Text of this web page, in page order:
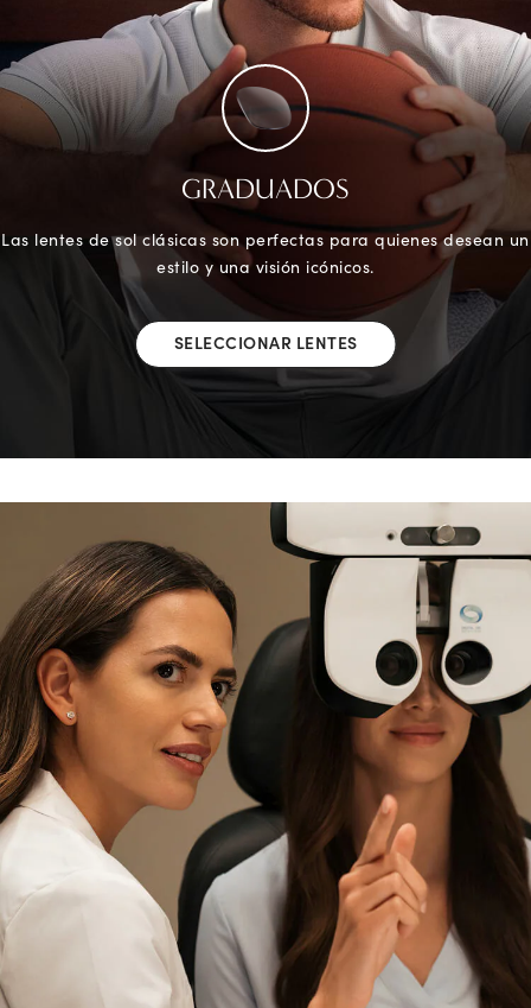
GRADUADOS
Las lentes de sol clásicas son perfectas para quienes desean un
estilo y una visión icónicos.
SELECCIONAR LENTES